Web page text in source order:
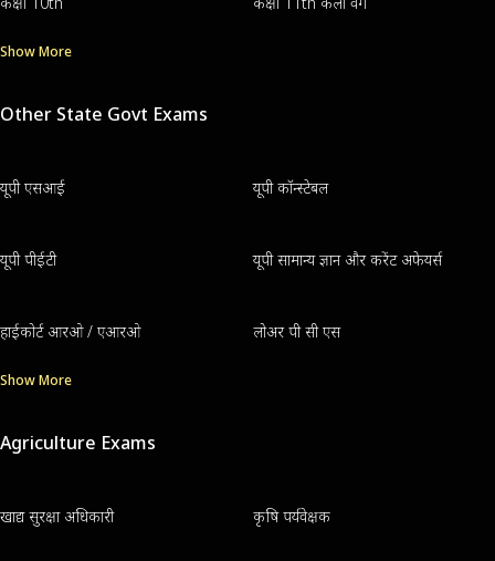
Show More
Other State Govt Exams
यूपी एसआई यूपी कॉन्स्टेबल
यूपी पीईटी यूपी सामान्य ज्ञान और करेंट अफेयर्स
हाईकोर्ट आरओ / एआरओ लोअर पी सी एस
Show More
Agriculture Exams
खाद्य सुरक्षा अधिकारी कृषि पर्यवेक्षक